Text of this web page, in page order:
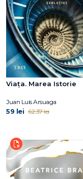
Viața. Marea Istorie
Juan Luis Arsuaga
59 lei 62.37 lei